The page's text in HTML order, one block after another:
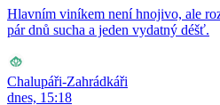
Hlavním viníkem není hnojivo, ale
pár dnů sucha a jeden vydatný déšť.
Chalupáři-Zahrádkáři
dnes, 15:18